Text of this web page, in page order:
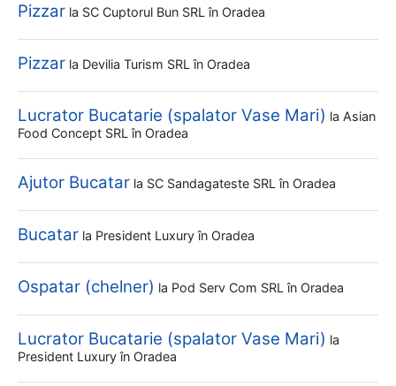
Pizzar la SC Cuptorul Bun SRL în Oradea
Pizzar la Devilia Turism SRL în Oradea
Lucrator Bucatarie (spalator Vase Mari) la Asian
Food Concept SRL în Oradea
Ajutor Bucatar la SC Sandagateste SRL în Oradea
Bucatar la President Luxury în Oradea
Ospatar (chelner) la Pod Serv Com SRL în Oradea
Lucrator Bucatarie (spalator Vase Mari) la
President Luxury în Oradea